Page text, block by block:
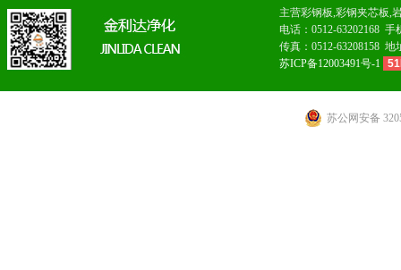
主营彩钢板,彩钢夹芯板,
电话：0512-63202168
传真：0512-63208158
苏ICP备12003491号-1
苏公网安备